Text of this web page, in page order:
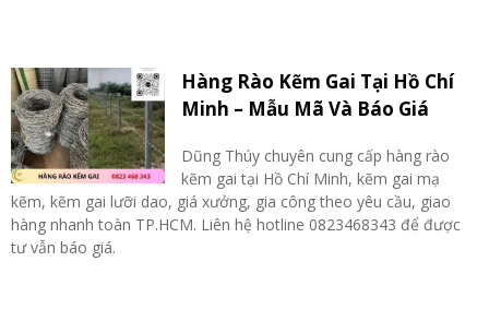
Hàng Rào Kẽm Gai Tại Hồ Chí
Minh – Mẫu Mã Và Báo Giá
Dũng Thúy chuyên cung cấp hàng rào
kẽm gai tại Hồ Chí Minh, kẽm gai mạ
kẽm, kẽm gai lưỡi dao, giá xưởng, gia công theo yêu cầu, giao
hàng nhanh toàn TP.HCM. Liên hệ hotline 0823468343 để được
tư vẫn báo giá.